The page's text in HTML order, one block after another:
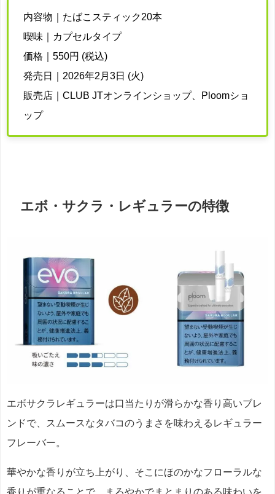
内容物｜たばこスティック20本
喫味｜カプセルタイプ
価格｜550円 (税込)
発売日｜2026年2月3日 (火)
販売店｜CLUB JTオンラインショップ、Ploomショ
ップ
エボ・サクラ・レギュラーの特徴
エボサクラレギュラーは口当たりが滑らかな香り高いブレ
ンドで、スムースなタバコのうまさを味わえるレギュラー
フレーバー。
華やかな香りが立ち上がり、そこにほのかなフローラルな